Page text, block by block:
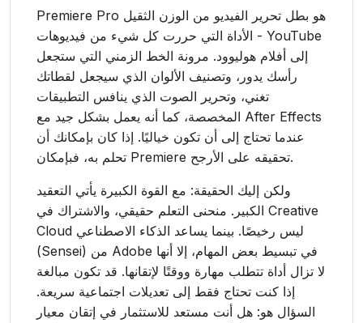
Premiere Pro هو بطل تحرير الفيديو من الوزن الثقيل
- الأداة التي حررت كل شيء من فيديوهات YouTube
إلى أفلام هوليوود. مرونة الخط الزمني التي ستجعل
رأسك يدور، وتصنيف الألوان الذي سيجعل لقطاتك
تغني، وتحرير الصوت الذي ينافس التطبيقات
المخصصة، كما أنه يعمل بشكل جيد مع After Effects
عندما تحتاج إلى أن تكون خياليًا. إذا كان بإمكانك أن
تحلم به، فبإمكان Premiere تحقيقه على الأرجح.
ولكن إليك الحقيقة: مع القوة الكبيرة يأتي التعقيد
الكبير. منحنى التعلم حقيقي، والاشتراك في Creative
Cloud ليس رخيصًا. بينما يساعد الذكاء الاصطناعي
(Sensei) من Adobe في تبسيط بعض المهام، إلا أنها
لا تزال أداة تتطلب مهارة ووقتًا لإتقانها. قد تكون مبالغة
إذا كنت تحتاج فقط إلى تعديلات اجتماعية سريعة.
السؤال هو: هل أنت مستعد للاستثمار في إتقان معيار